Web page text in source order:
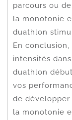
parcours ou
la monotonie
duathlon
En
intensités
duathlon
vos
de développer
la monotonie